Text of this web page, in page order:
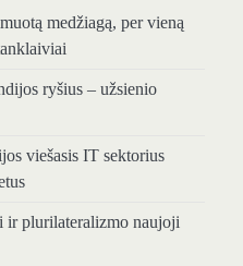
medžiagą, per vieną
ryšius – užsienio
viešasis IT sektorius
ir plurilateralizmo naujoji